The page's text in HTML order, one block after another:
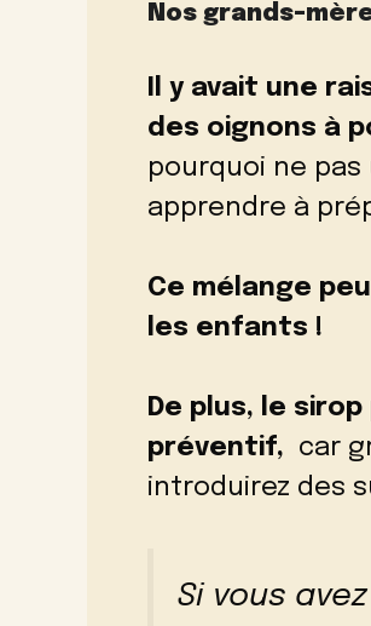
Nos grands-
Il y avait une
des oignons à
pourquoi ne pas
apprendre à
Ce mélange
les enfants !
De plus, le
préventif, car
introduirez des
Si vous